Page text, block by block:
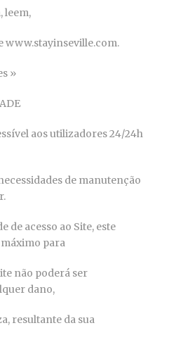
leem,
www.stayinseville.com.
»
aos utilizadores 24/24h
de manutenção
de acesso ao Site, este
para
não poderá ser
dano,
resultante da sua